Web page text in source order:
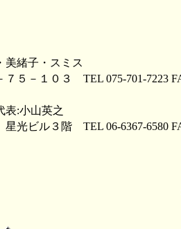
緒子・スミス
１０３ TEL 075-701-7223
:小山英之
３階 TEL 06-6367-6580